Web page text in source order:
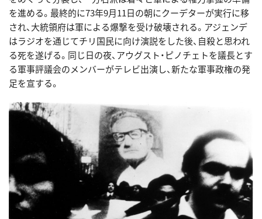
を進める。最終的に73年9月11日の朝にクーデターが実行に移
され、大統領府は軍による爆撃を受け破壊される。アジェンデ
はラジオを通じてチリ国民に向け演説をした後、自殺と思われ
る死を遂げる。同じ日の夜、アウグスト・ピノチェトを議長とす
る軍事評議会のメンバーがテレビ出演し、新たな軍事政権の発
足を宣する。